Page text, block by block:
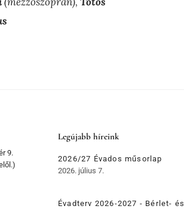
9.
Legújabb híreink
2026/27 Évados műsorlap
2026. július 7.
Évadterv 2026-2027 - Bérlet- és